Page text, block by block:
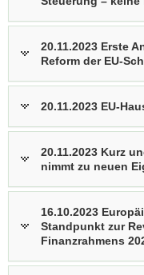
20.11.2023 Erste
Reform der EU-
20.11.2023 EU-
20.11.2023 Kurz
nimmt zu neuen
16.10.2023
Standpunkt zur
Finanzrahmens